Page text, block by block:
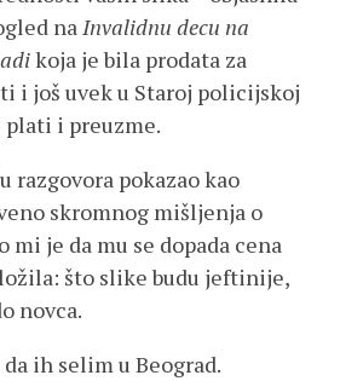
naInvalidnu decu na
koja je bila prodata za
i još uvek u Staroj policijskoj
plati i preuzme.
razgovora pokazao kao
skromnog mišljenja o
mi je da mu se dopada cena
što slike budu jeftinije,
novca.
ih selim u Beograd.